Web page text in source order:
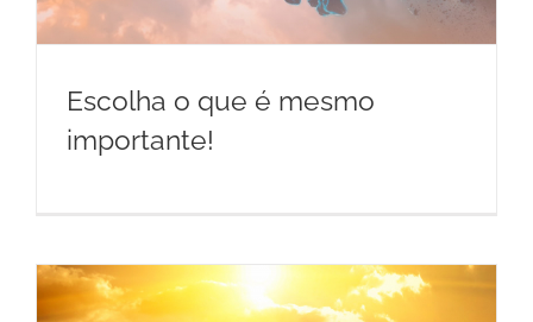
Escolha o que é mesmo
importante!